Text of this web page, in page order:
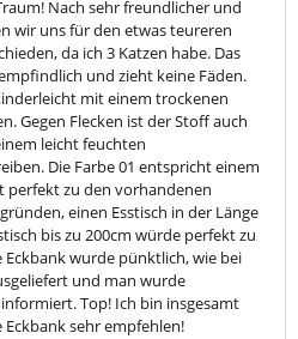
Nach sehr freundlicher und
wir uns für den etwas teureren
da ich 3 Katzen habe. Das
und zieht keine Fäden.
mit einem trockenen
Gegen Flecken ist der Stoff auch
leicht feuchten
Die Farbe 01 entspricht einem
perfekt zu den vorhandenen
einen Esstisch in der Länge
bis zu 200cm würde perfekt zu
Eckbank wurde pünktlich, wie bei
und man wurde
Top! Ich bin insgesamt
sehr empfehlen!